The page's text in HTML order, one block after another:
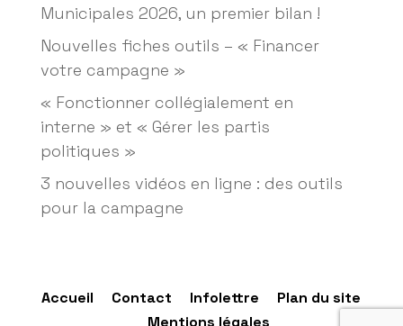
Municipales 2026, un premier bilan !
Nouvelles fiches outils – « Financer
votre campagne »
« Fonctionner collégialement en
interne » et « Gérer les partis
politiques »
3 nouvelles vidéos en ligne : des outils
pour la campagne
Accueil Contact Infolettre
Plan du site
Mentions légales